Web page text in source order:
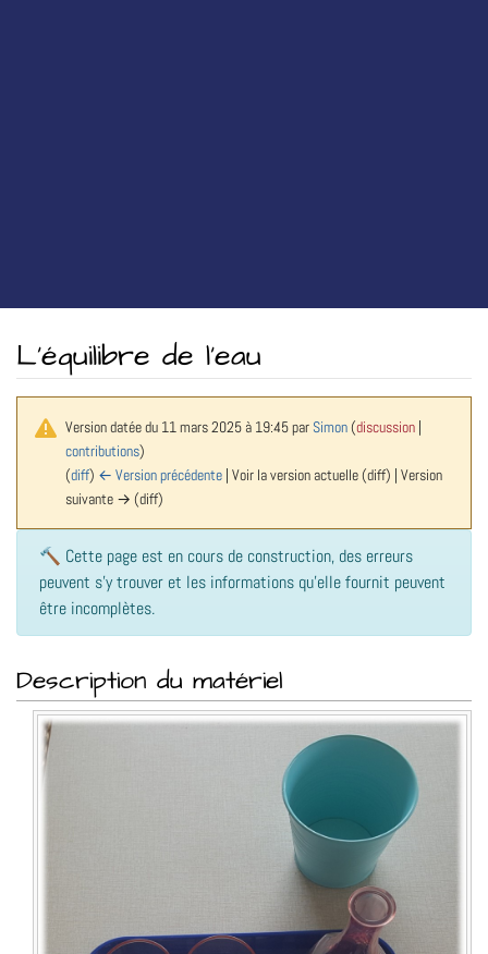
L’équilibre de l’eau
Version datée du 11 mars 2025 à 19:45 par Simon(discussion
contributions)
(diff) ← Version précédente | Voir la version actuelle (diff) | Version
suivante → (diff)
Aller à :
🔨 Cette page est en cours de construction, des erreurs
peuvent s'y trouver et les informations qu'elle fournit peuvent
être incomplètes.
Description du matériel